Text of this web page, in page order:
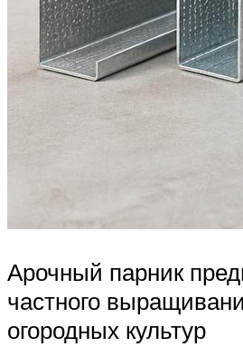
Арочный парник
частного
огородных культур